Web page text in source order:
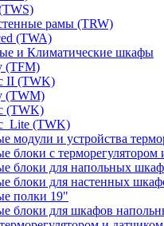
рамы (TRW)
(TWA)
и Климатические шкафы
(TFM)
II (TWK)
(TWM)
(TWK)
(TWK)
модули и устройства
блоки с
блоки для напольных
блоки для настенных
полки 19"
блоки для шкафов